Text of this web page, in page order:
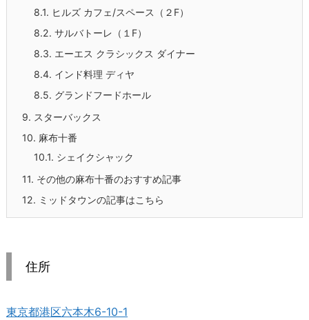
8.1. ヒルズ カフェ/スペース（２F）
8.2. サルバトーレ（１F）
8.3. エーエス クラシックス ダイナー
8.4. インド料理 ディヤ
8.5. グランドフードホール
9. スターバックス
10. 麻布十番
10.1. シェイクシャック
11. その他の麻布十番のおすすめ記事
12. ミッドタウンの記事はこちら
住所
東京都港区六本木6-10-1